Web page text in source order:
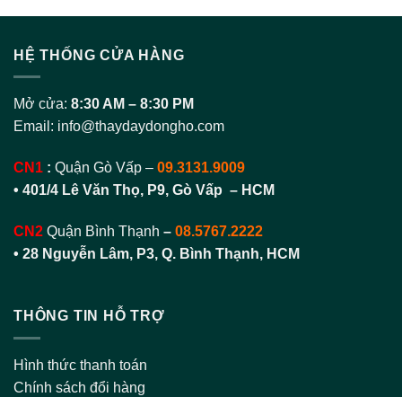
HỆ THỐNG CỬA HÀNG
Mở cửa: 8:30 AM – 8:30 PM
Email: info@thaydaydongho.com
CN1 : Quận Gò Vấp – 09.3131.9009
• 401/4 Lê Văn Thọ, P9, Gò Vấp – HCM
CN2 Quận Bình Thạnh – 08.5767.2222
• 28 Nguyễn Lâm, P3, Q. Bình Thạnh, HCM
THÔNG TIN HỖ TRỢ
Hình thức thanh toán
Chính sách đổi hàng